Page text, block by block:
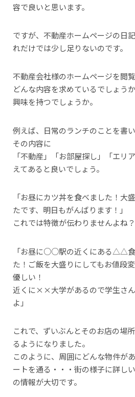
容で良いと思います。
ですが、不動産ホームページの日
れだけでは少し足りないのです。
不動産会社様のホームページを閲
どんな内容を求めているでしょう
興味を持つでしょうか。
例えば、日常のランチのことを書
その内容に
「不動産」「お部屋探し」「エリ
えてあると良いでしょう。
「お昼にカツ丼を食べました！大
たです、明日もがんばります！」
これでは特徴が伝わりませんよね？
「お昼に○○駅の近くにある△△
た！ご飯を大盛りにしてもお値段
優しい！
近くに××大学があるので学生さ
よ」
これで、ずいぶんとそのお店の場
るようになりました。
このように、周囲にどんな物件が
ートを通る・・・街の様子に詳し
の情報が大切です。